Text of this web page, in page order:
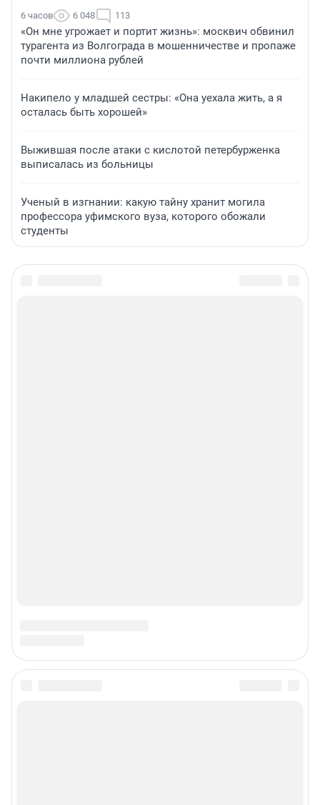
6 часов 6 048 113
«Он мне угрожает и портит жизнь»: москвич обвинил
турагента из Волгограда в мошенничестве и пропаже
почти миллиона рублей
Накипело у младшей сестры: «Она уехала жить, а я
осталась быть хорошей»
Выжившая после атаки с кислотой петербурженка
выписалась из больницы
Ученый в изгнании: какую тайну хранит могила
профессора уфимского вуза, которого обожали
студенты